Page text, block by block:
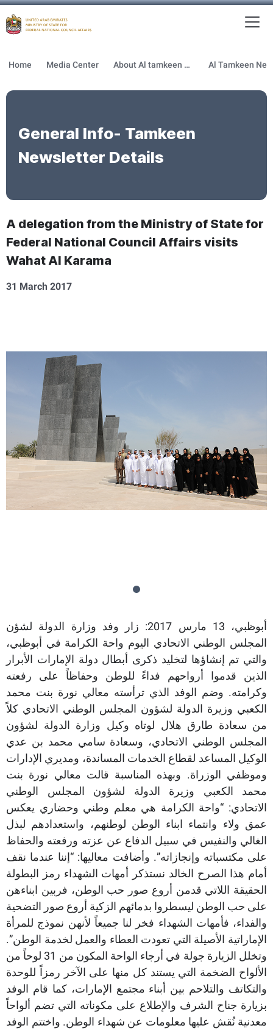
Home Media Center About Al tamkeen newsletter
General Info- Tamkeen
Newsletter Details
A delegation from the Ministry of State for
Federal National Council Affairs visits
Wahat Al Karama
31 March 2017
أبوظبي، 13 مارس 2017: زار وفد وزارة الدولة لشؤن
المجلس الوطني الاتحادي اليوم واحة الكرامة في أبوظبي،
والتي تم إنشاؤها لتخليد ذكرى أبطال دولة الإمارات الأبرار
الذين قدموا أرواحهم فداءً للوطن وحفاظاً على رفعته
وكرامته. وضم الوفد الذي ترأسته معالي نورة بنت محمد
الكعبي وزيرة الدولة لشؤون المجلس الوطني الاتحادي كلاً
من سعادة طارق هلال لوتاه وكيل وزارة الدولة لشؤون
المجلس الوطني الاتحادي، وسعادة سامي محمد بن عدي
الوكيل المساعد لقطاع الخدمات المساندة، ومديري الإدارات
وموظفي الوزراة. وبهذه المناسبة قالت معالي نورة بنت
محمد الكعبي وزيرة الدولة لشؤون المجلس الوطني
الاتحادي: “واحة الكرامة هي معلم وطني وحضاري يعكس
عمق ولاء وانتماء ابناء الوطن لوطنهم، واستعدادهم لبذل
الغالي والنفيس في سبيل الدفاع عن عزته ورفعته والحفاظ
على مكتسباته وإنجازاته”. وأضافت معاليها: “إننا عندما نقف
أمام هذا الصرح الخالد نستذكر أمهات الشهداء رمز البطولة
الحقيقة اللاتي قدمن أروع صور حب الوطن، فربين ابناءهن
على حب الوطن ليسطروا بدمائهم الزكية أروع صور التضحية
والفداء، فأمهات الشهداء فخر لنا جميعاً لأنهن نموذج للمرأة
الإماراتية الأصيلة التي تعودت العطاء والعمل لخدمة الوطن”.
وتخلل الزيارة جولة في أرجاء الواحة المكون من 31 لوحاً من
الألواح الضخمة التي يستند كل منها على الآخر رمزاً للوحدة
والتكاتف والتلاحم بين أبناء مجتمع الإمارات، كما قام الوفد
بزيارة جناح الشرف والإطلاع على مكوناته التي تضم ألواحاً
معدنية نُقش عليها معلومات عن شهداء الوطن. واختتم الوفد